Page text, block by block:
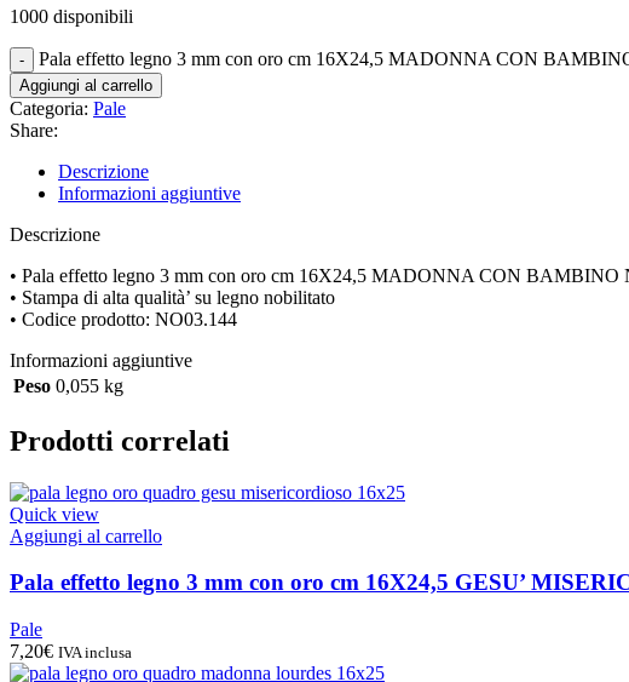
1000 disponibili
Pala effetto legno 3 mm con oro cm 16X24,5 MADONNA CON
Aggiungi al carrello
Categoria: Pale
Share:
Descrizione
Informazioni aggiuntive
Descrizione
• Pala effetto legno 3 mm con oro cm 16X24,5 MADONNA CON BAMBINO
• Stampa di alta qualità’ su legno nobilitato
• Codice prodotto: NO03.144
Informazioni aggiuntive
Peso 0,055 kg
Prodotti correlati
Quick view
Aggiungi al carrello
Pala effetto legno 3 mm con oro cm 16X24,5 GESU’
Pale
7,20€ IVA inclusa